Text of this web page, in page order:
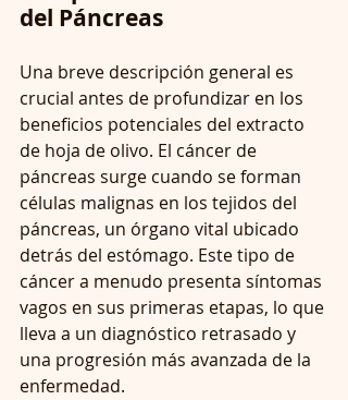
del Páncreas
Una breve descripción general es
crucial antes de profundizar en los
beneficios potenciales del extracto
de hoja de olivo. El cáncer de
páncreas surge cuando se forman
células malignas en los tejidos del
páncreas, un órgano vital ubicado
detrás del estómago. Este tipo de
cáncer a menudo presenta síntomas
vagos en sus primeras etapas, lo que
lleva a un diagnóstico retrasado y
una progresión más avanzada de la
enfermedad.